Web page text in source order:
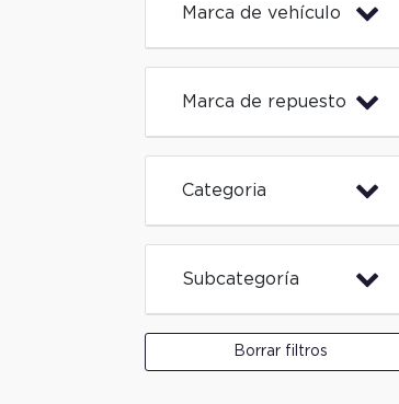
Marca de vehículo
Marca de repuesto
Categoria
Subcategoría
Borrar filtros